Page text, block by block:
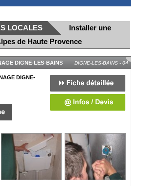
LOCALES
Installer une
de Haute Provence
DIGNE-LES-BAINS DIGNE-LES-BAINS - 04
DIGNE-